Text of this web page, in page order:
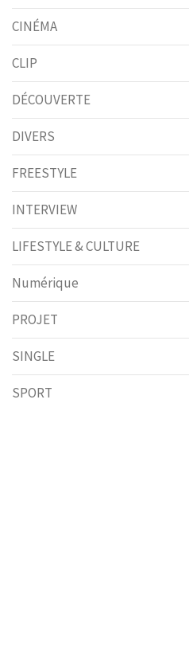
CINÉMA
CLIP
DÉCOUVERTE
DIVERS
FREESTYLE
INTERVIEW
LIFESTYLE & CULTURE
Numérique
PROJET
SINGLE
SPORT